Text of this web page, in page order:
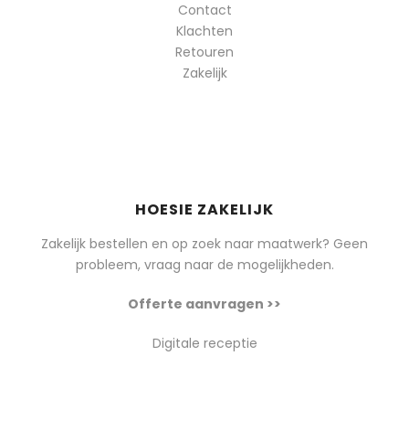
Contact
Klachten
Retouren
Zakelijk
HOESIE ZAKELIJK
Zakelijk bestellen en op zoek naar maatwerk? Geen
probleem, vraag naar de mogelijkheden.
Offerte aanvragen >>
Digitale receptie